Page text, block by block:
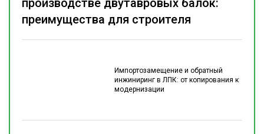
Импортозамещение и обратный
инжиниринг в ЛПК: от копирования к
модернизации
производстве двутавровых балок:
преимущества для строителя